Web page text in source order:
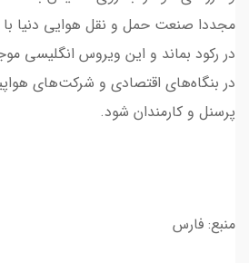
مجددا صنعت حمل و نقل هوایی دنیا با
در رکود بماند و این ویروس انگلیسی
در بنگاه‌های اقتصادی و شرکت‌های
پرسنل و کارمندان شود.
منبع: فارس